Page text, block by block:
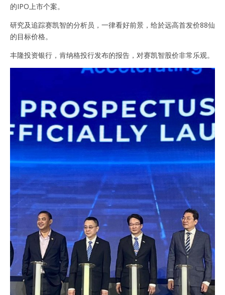
的IPO上市个案。
研究及追踪赛凯智的分析员，一律看好前景，给於远高首发价88仙
的目标价格。
丰隆投资银行，肯纳格投行发布的报告，对赛凯智股价非常乐观。